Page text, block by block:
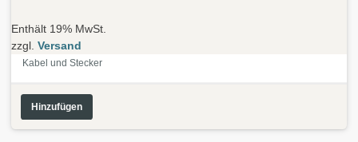
Enthält 19% MwSt.
zzgl. Versand
Kabel und Stecker
Hinzufügen